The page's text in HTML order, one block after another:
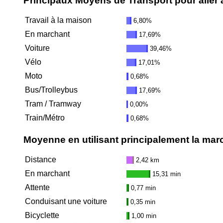
Travail à la maison 6,80%
En marchant 17,69%
Voiture 39,46%
Vélo 17,01%
Moto 0,68%
Bus/Trolleybus 17,69%
Tram / Tramway 0,00%
Train/Métro 0,68%
Moyenne en utilisant principalement la
Distance 2,42 km
En marchant 15,31 min
Attente 0,77 min
Conduisant une voiture 0,35 min
Bicyclette 1,00 min